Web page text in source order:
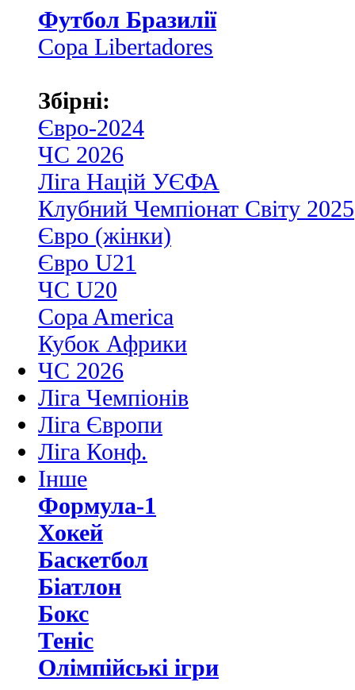
Футбол Бразилії
Copa Libertadores
Збірні:
Євро-2024
ЧС 2026
Ліга Націй УЄФА
Клубний Чемпіонат Світу 2025
Євро (жінки)
Євро U21
ЧС U20
Copa America
Кубок Африки
ЧС 2026
Ліга Чемпіонів
Ліга Європи
Ліга Конф.
Інше
Формула-1
Хокей
Баскетбол
Біатлон
Бокс
Теніс
Олімпійські ігри